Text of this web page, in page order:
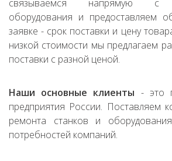
связываемся напрямую с
оборудования и предоставляем
заявке - срок поставки и цену
низкой стоимости мы предлагаем
поставки с разной ценой.
Наши основные клиенты - это
предприятия России. Поставляем
ремонта станков и
потребностей компаний.